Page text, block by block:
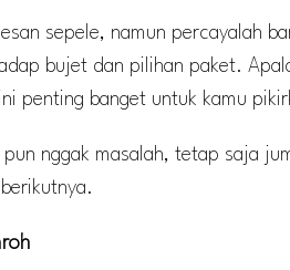
sepele, namun percayalah
bujet dan pilihan paket.
penting banget untuk kamu
nggak masalah, tetap saja